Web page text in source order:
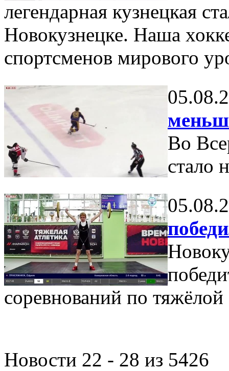
легендарная кузнецкая
Новокузнецке. Наша
спортсменов мирового
Во
стало
соревнований по тяжёлой
Новости 22 - 28 из 5426